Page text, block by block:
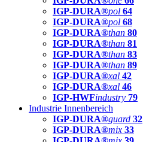
IGP-DURA®pol 64
IGP-DURA®pol 68
IGP-DURA®than 80
IGP-DURA®than 81
IGP-DURA®than 83
IGP-DURA®than 89
IGP-DURA®xal 42
IGP-DURA®xal 46
IGP-HWFindustry 79
Industrie Innenbereich
IGP-DURA®guard 32
IGP-DURA®mix 33